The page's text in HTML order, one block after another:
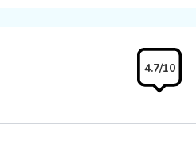
4.7/10